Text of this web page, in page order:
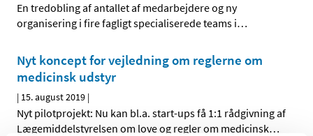
En tredobling af antallet af medarbejdere og ny
organisering i fire fagligt specialiserede teams i…
Nyt koncept for vejledning om reglerne om
medicinsk udstyr
| 15. august 2019 |
Nyt pilotprojekt: Nu kan bl.a. start-ups få 1:1 rådgivning af
Lægemiddelstyrelsen om love og regler om medicinsk…